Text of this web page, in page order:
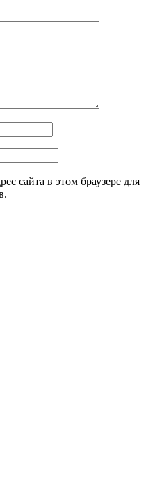
сайта в этом браузере для